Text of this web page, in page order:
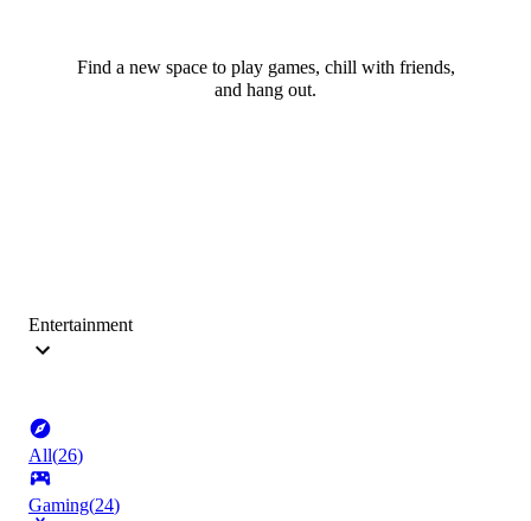
Find a new space to play games, chill with friends,
and hang out.
Entertainment
All(26)
Gaming(24)